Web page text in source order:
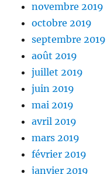
novembre 2019
octobre 2019
septembre 2019
août 2019
juillet 2019
juin 2019
mai 2019
avril 2019
mars 2019
février 2019
janvier 2019